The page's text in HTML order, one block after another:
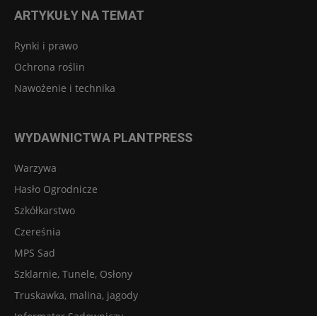
ARTYKUŁY NA TEMAT
Rynki i prawo
Ochrona roślin
Nawożenie i technika
WYDAWNICTWA PLANTPRESS
Warzywa
Hasło Ogrodnicze
Szkółkarstwo
Czereśnia
MPS Sad
Szklarnie, Tunele, Osłony
Truskawka, malina, jagody